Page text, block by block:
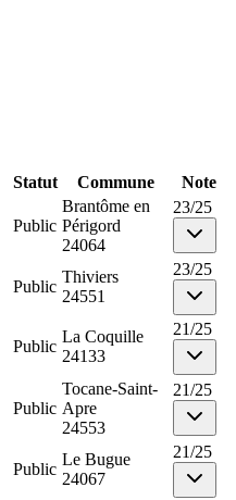
Statut Commune Note
Public
Brantôme en
Périgord
24064
23/25
Public
Thiviers
24551
23/25
Public
La Coquille
24133
21/25
Public
Tocane-Saint-
Apre
24553
21/25
Public
Le Bugue
24067
21/25